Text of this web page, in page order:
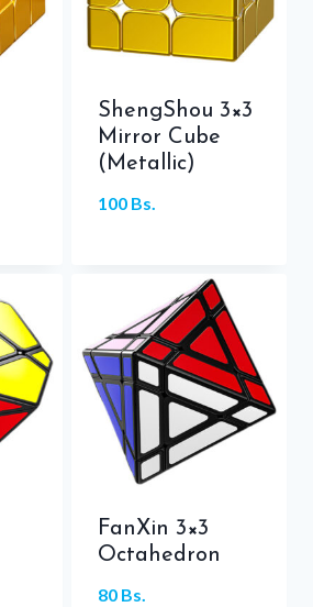
ShengShou 3×3
Mirror Cube
(Metallic)
100 Bs.
FanXin 3×3
Octahedron
80 Bs.